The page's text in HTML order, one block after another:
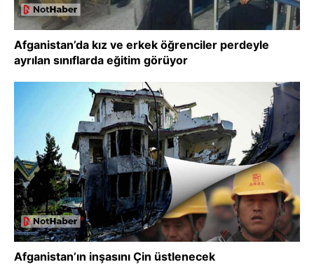
Afganistan’da kız ve erkek öğrenciler perdeyle
ayrılan sınıflarda eğitim görüyor
Afganistan’ın inşasını Çin üstlenecek